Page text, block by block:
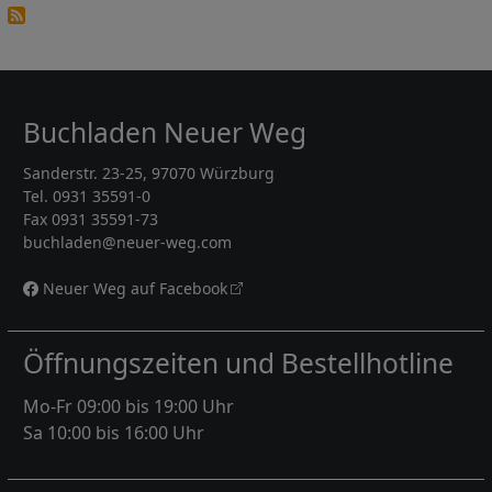
Buchladen Neuer Weg
Sanderstr. 23-25, 97070 Würzburg
Tel. 0931 35591-0
Fax 0931 35591-73
buchladen@neuer-weg.com
Neuer Weg auf Facebook
Öffnungszeiten und Bestellhotline
Mo-Fr 09:00 bis 19:00 Uhr
Sa 10:00 bis 16:00 Uhr